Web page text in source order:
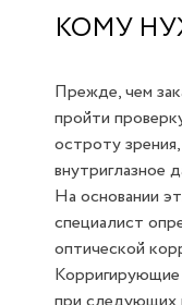
КОМУ
Прежде, чем
пройти
остроту
внутриглазное
На основании
специалист
оптической
Корригирующие